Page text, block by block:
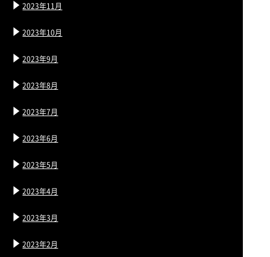
2023年11月
2023年10月
2023年9月
2023年8月
2023年7月
2023年6月
2023年5月
2023年4月
2023年3月
2023年2月